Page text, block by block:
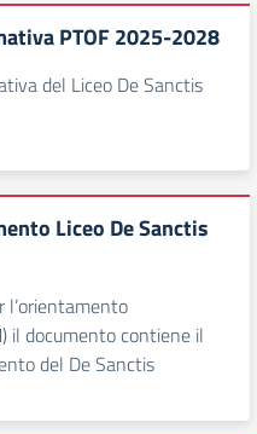
PTOF 2025-2028
del Liceo De Sanctis
Liceo De Sanctis
l’orientamento
il documento contiene il
del De Sanctis